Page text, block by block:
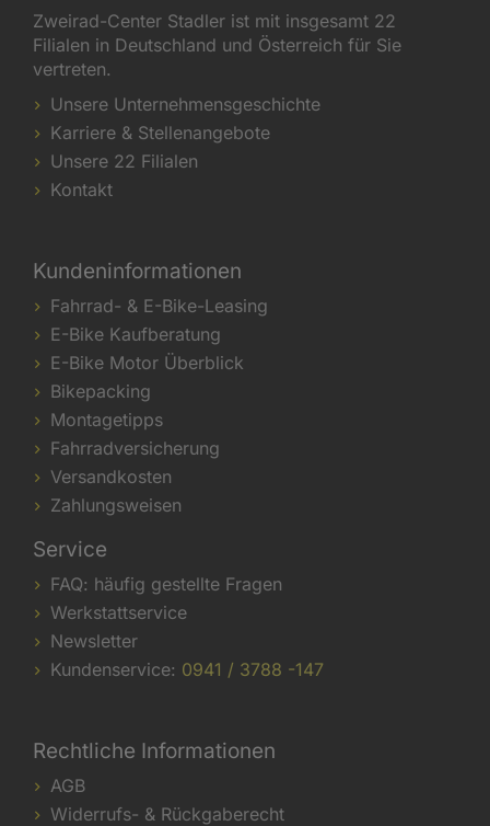
Zweirad-Center Stadler ist mit insgesamt 22
Filialen in Deutschland und Österreich für Sie
vertreten.
Unsere Unternehmensgeschichte
Karriere & Stellenangebote
Unsere 22 Filialen
Kontakt
Kundeninformationen
Fahrrad- & E-Bike-Leasing
E-Bike Kaufberatung
E-Bike Motor Überblick
Bikepacking
Montagetipps
Fahrradversicherung
Versandkosten
Zahlungsweisen
Service
FAQ: häufig gestellte Fragen
Werkstattservice
Newsletter
Kundenservice: 0941 / 3788 -147
Rechtliche Informationen
AGB
Widerrufs- & Rückgaberecht